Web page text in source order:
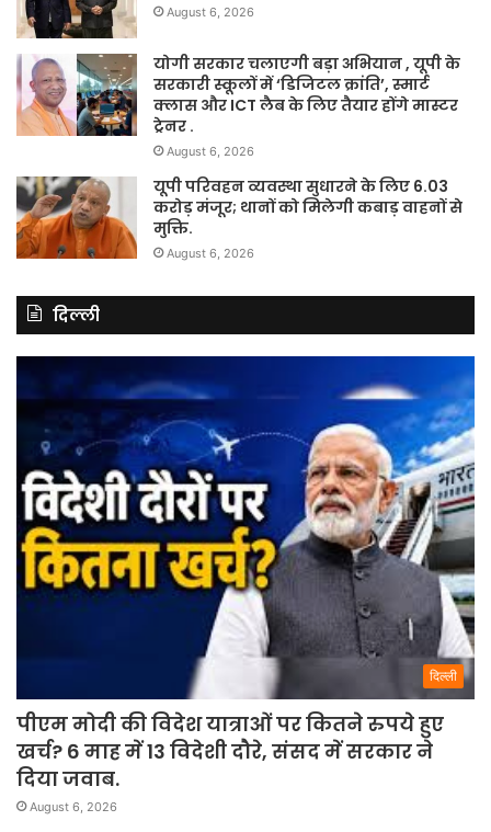
August 6, 2026
योगी सरकार चलाएगी बड़ा अभियान , यूपी के
सरकारी स्कूलों में ‘डिजिटल क्रांति’, स्मार्ट
क्लास और ICT लैब के लिए तैयार होंगे मास्टर
ट्रेनर .
August 6, 2026
यूपी परिवहन व्यवस्था सुधारने के लिए 6.03
करोड़ मंजूर; थानों को मिलेगी कबाड़ वाहनों से
मुक्ति.
August 6, 2026
दिल्ली
दिल्ली
पीएम मोदी की विदेश यात्राओं पर कितने रुपये हुए
खर्च? 6 माह में 13 विदेशी दौरे, संसद में सरकार ने
दिया जवाब.
August 6, 2026